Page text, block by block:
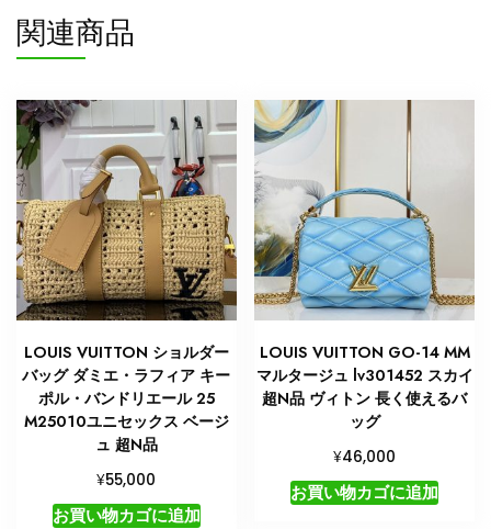
関連商品
LOUIS VUITTON ショルダー
バッグ ダミエ・ラフィア キー
ポル・バンドリエール 25
M25010ユニセックス ベージ
ュ 超N品
¥55,000
お買い物カゴに追加
LOUIS VUITTON GO-14 MM
マルタージュ lv301452 スカイ
超N品 ヴィトン 長く使えるバ
ッグ
¥46,000
お買い物カゴに追加